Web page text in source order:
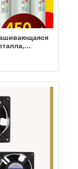
мебели,
баллончика